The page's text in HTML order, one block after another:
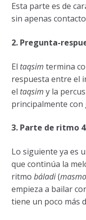
Esta parte es de
sin apenas
2. Pregunta-
El taqsim termina
respuesta entre el
el taqsim y la
principalmente con
3. Parte de ritmo
Lo siguiente ya es
que continúa la
ritmo báladi(
empieza a bailar
tiene un poco más